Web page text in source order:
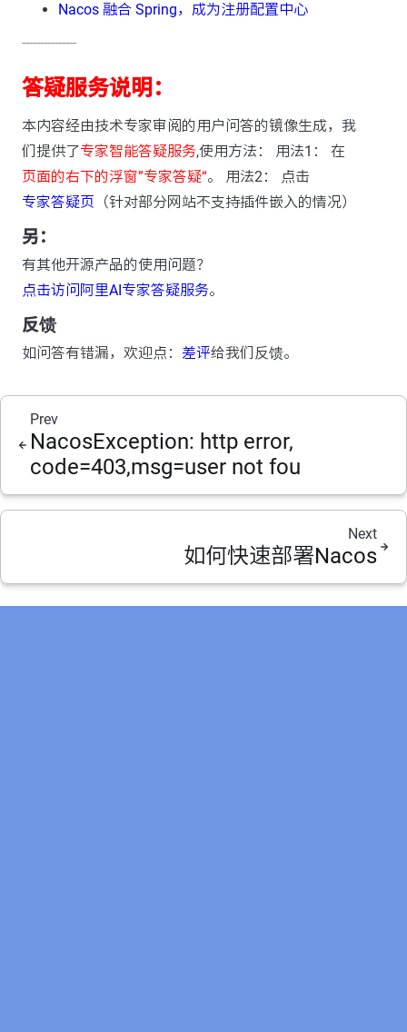
Nacos 融合 Spring，成为注册配置中心
---------------
答疑服务说明：
本内容经由技术专家审阅的用户问答的镜像生成，我
们提供了专家智能答疑服务,使用方法： 用法1： 在
页面的右下的浮窗”专家答疑“。 用法2： 点击
专家答疑页 （针对部分网站不支持插件嵌入的情况）
另：
有其他开源产品的使用问题？
点击访问阿里AI专家答疑服务。
反馈
如问答有错漏，欢迎点： 差评给我们反馈。
Prev
NacosException: http error,
code=403,msg=user not fou
Next
如何快速部署Nacos